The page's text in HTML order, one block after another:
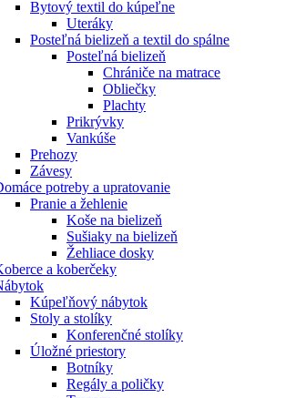
Bytový textil do kúpeľne
Uteráky
Posteľná bielizeň a textil do spálne
Posteľná bielizeň
Chrániče na matrace
Obliečky
Plachty
Prikrývky
Vankúše
Prehozy
Závesy
potreby a upratovanie
Pranie a žehlenie
Koše na bielizeň
Sušiaky na bielizeň
Žehliace dosky
a koberčeky
Kúpeľňový nábytok
Stoly a stolíky
Konferenčné stolíky
Úložné priestory
Botníky
Regály a poličky